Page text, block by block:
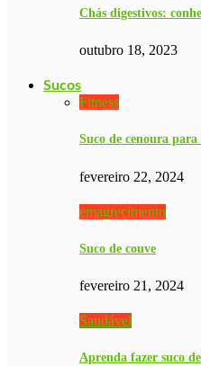
Chás digestivos:
outubro 18, 2023
Sucos
Fitness
Suco de cenoura
fevereiro 22, 2024
emagrecimento
Suco de couve
fevereiro 21, 2024
Saudável
Aprenda fazer suco